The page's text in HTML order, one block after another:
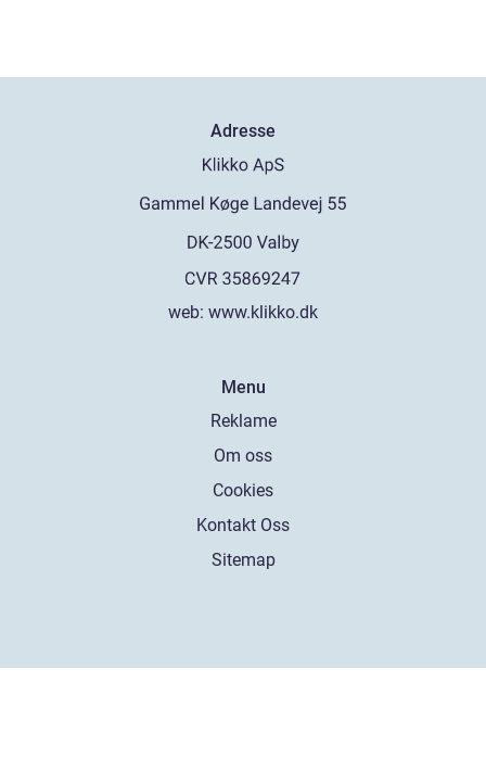
Adresse
web: www.klikko.dk
Menu
Reklame
Om oss
Cookies
Kontakt Oss
Sitemap